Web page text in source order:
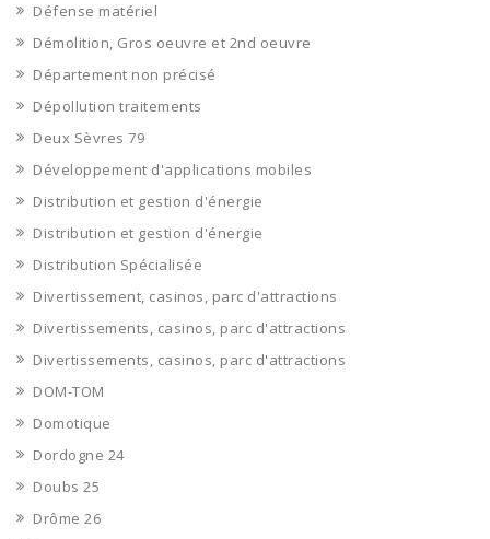
Défense matériel
Démolition, Gros oeuvre et 2nd oeuvre
Département non précisé
Dépollution traitements
Deux Sèvres 79
Développement d'applications mobiles
Distribution et gestion d'énergie
Distribution et gestion d'énergie
Distribution Spécialisée
Divertissement, casinos, parc d'attractions
Divertissements, casinos, parc d'attractions
Divertissements, casinos, parc d'attractions
DOM-TOM
Domotique
Dordogne 24
Doubs 25
Drôme 26